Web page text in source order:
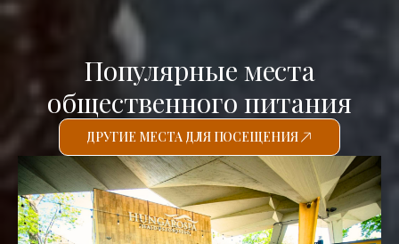
Популярные места
общественного питания
ДРУГИЕ МЕСТА ДЛЯ ПОСЕЩЕНИЯ